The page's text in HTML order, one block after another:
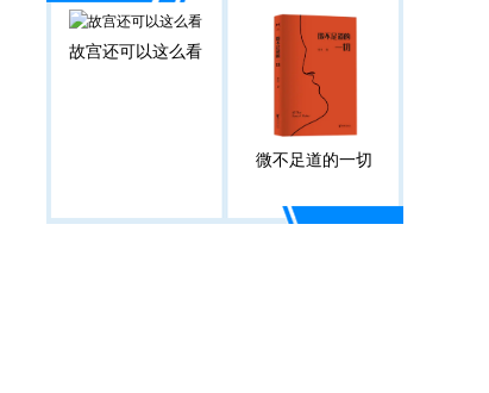
故宫还可以这么看
微不足道的一切